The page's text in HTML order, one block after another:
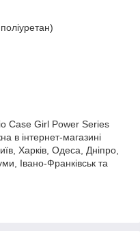
Case Girl Power Series
в інтернет-магазині
Харків, Одеса, Дніпро,
Івано-Франківськ та